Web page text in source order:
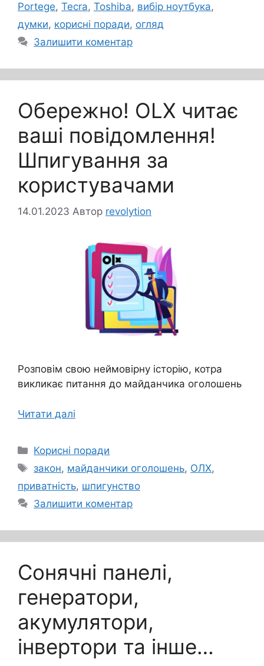
Portege, Tecra, Toshiba, вибір ноутбука,
думки, корисні поради, огляд
Залишити коментар
Обережно! OLX читає
ваші повідомлення!
Шпигування за
користувачами
14.01.2023 Автор revolytion
Розповім свою неймовірну історію, котра
викликає питання до майданчика оголошень
Читати далі
Категорії
Корисні поради
Позначки
закон, майданчики оголошень, ОЛХ,
приватність, шпигунство
Залишити коментар
Сонячні панелі,
генератори,
акумулятори,
інвертори та інше…